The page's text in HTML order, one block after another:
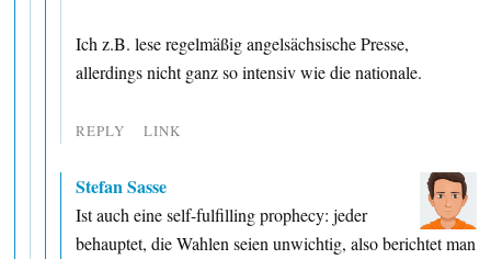
Ich z.B. lese regelmäßig angelsächsische Presse,
allerdings nicht ganz so intensiv wie die nationale.
REPLY LINK
Stefan Sasse
Ist auch eine self-fulfilling prophecy: jeder
behauptet, die Wahlen seien unwichtig, also berichtet man